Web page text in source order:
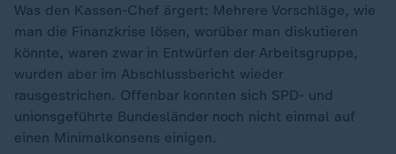
Was den Kassen-Chef ärgert: Mehrere Vorschläge, wie
man die Finanzkrise lösen, worüber man diskutieren
könnte, waren zwar in Entwürfen der Arbeitsgruppe,
wurden aber im Abschlussbericht wieder
rausgestrichen. Offenbar konnten sich SPD- und
unionsgeführte Bundesländer noch nicht einmal auf
einen Minimalkonsens einigen.